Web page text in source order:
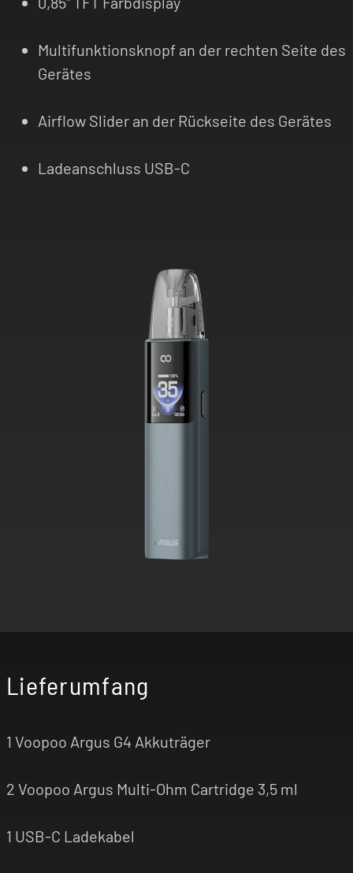
Multifunktionsknopf an der rechten Seite des
Gerätes
Airflow Slider an der Rückseite des Gerätes
Ladeanschluss USB-C
Lieferumfang
1 Voopoo Argus G4 Akkuträger
2 Voopoo Argus Multi-Ohm Cartridge 3,5 ml
1 USB-C Ladekabel